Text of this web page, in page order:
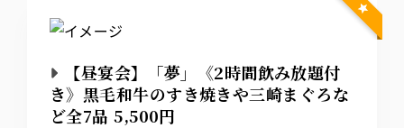
【昼宴会】「夢」《2時間飲み放題付
き》黒毛和牛のすき焼きや三崎まぐろな
ど全7品 5,500円